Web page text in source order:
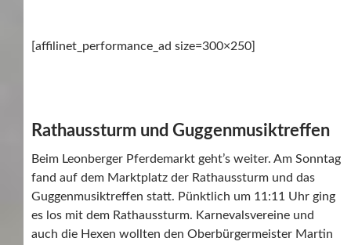
[affilinet_performance_ad size=300×250]
Rathaussturm und Guggenmusiktreffen
Beim Leonberger Pferdemarkt geht’s weiter. Am Sonntag
fand auf dem Marktplatz der Rathaussturm und das
Guggenmusiktreffen statt. Pünktlich um 11:11 Uhr ging
es los mit dem Rathaussturm. Karnevalsvereine und
auch die Hexen wollten den Oberbürgermeister Martin